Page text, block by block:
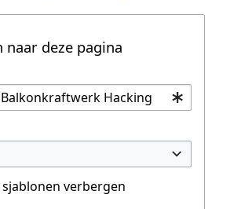
naar deze pagina
verbergen